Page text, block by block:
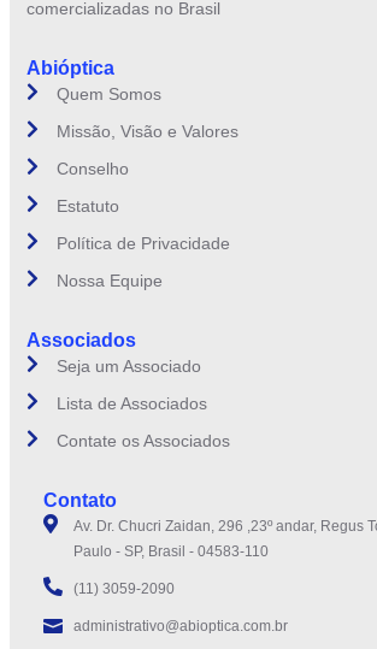
comercializadas no Brasil
Abióptica
Quem Somos
Missão, Visão e Valores
Conselho
Estatuto
Política de Privacidade
Nossa Equipe
Associados
Seja um Associado
Lista de Associados
Contate os Associados
Contato
Av. Dr. Chucri Zaidan, 296 ,23º andar, Regus
Paulo - SP, Brasil - 04583-110
(11) 3059-2090
administrativo@abioptica.com.br